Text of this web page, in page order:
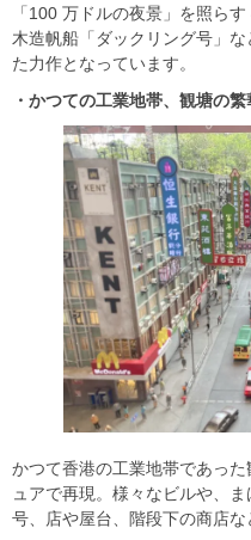
「100 万ドルの夜景」を照ら
木造帆船「ダックリング号」
た力作となっています。
・かつての工業地帯、観塘の繁
かつて香港の工業地帯であっ
ュアで再現。様々なビルや、
号、店や屋台、階段下の商店な